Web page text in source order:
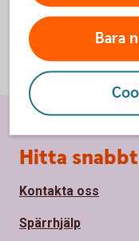
Bara
Sidfot
Hitta snabbt
Kontakta oss
Spärrhjälp